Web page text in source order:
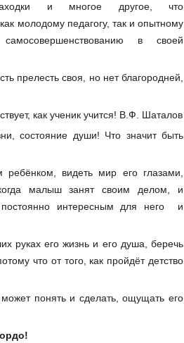
и многое другое, что
молодому педагогу, так и опытному
в своей
прелесть своя, но нет благородней,
как ученик учится! В.Ф. Шаталов
состояние души! Что значит быть
видеть мир его глазами,
малыш занят своим делом, и
интересным для него и
руках его жизнь и его душа, беречь
что от того, как пройдёт детство
понять и сделать, ощущать его